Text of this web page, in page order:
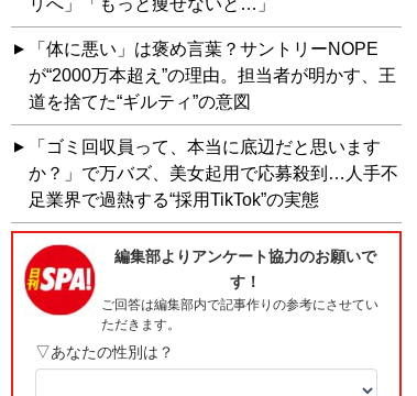
「体に悪い」は褒め言葉？サントリーNOPE
が“2000万本超え”の理由。担当者が明かす、王
道を捨てた“ギルティ”の意図
「ゴミ回収員って、本当に底辺だと思います
か？」で万バズ、美女起用で応募殺到…人手不
足業界で過熱する“採用TikTok”の実態